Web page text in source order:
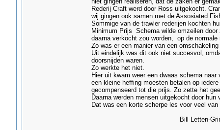
Rederij Craft werd door Ross uitgekocht.
wij gingen ook samen met de Assosiated
Sommige van de trawler rederijen kochten
Minimum Prijs Schema wilde omzeilen
daarna verkocht zou worden, op de normale
Zo was er een manier van een
Uit eindelijk was dit ook niet succesvol,
doorsnijden waren.
Zo werkte het niet.
Hier uit kwam weer een dwaas schema
een kleine heffing moesten betalen op
gecompenseerd tot die prijs. Zo zette het
Daarna werden mensen uitgekocht door
Dat was een korte scherpe les voor veel van
Bill Letten-